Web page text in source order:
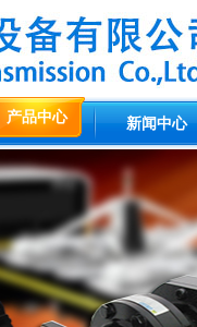
产品中心 新闻中心